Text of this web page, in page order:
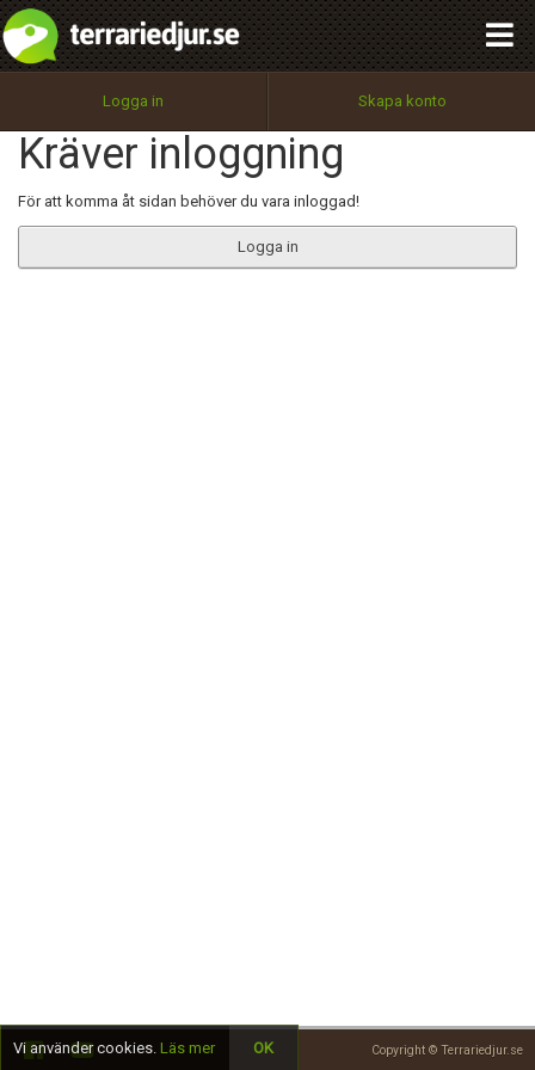
Logga in Skapa konto
Kräver inloggning
För att komma åt sidan behöver du vara inloggad!
Logga in
Copyright © Terrariedjur.se
Utför
100%
OK
integritetspolicy
Namn:
Epost:
Begär nytt lösenord
Tillbaka till förstasidan
Vi använder cookies. Läs mer OK